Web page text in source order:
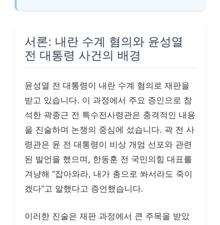
서론: 내란 수계 혐의와 윤성열
전 대통령 사건의 배경
윤성열 전 대통령이 내란 수계 혐의로 재판을
받고 있습니다. 이 과정에서 주요 증인으로 참
석한 곽종근 전 특수전사령관은 충격적인 내용
을 진술하며 논쟁의 중심에 섰습니다. 곽 전 사
령관은 윤 전 대통령이 비상 개엄 선포와 관련
된 발언을 했으며, 한동훈 전 국민의힘 대표를
겨냥해 “잡아와라, 내가 총으로 쏴서라도 죽이
겠다”고 말했다고 증언했습니다.
이러한 진술은 재판 과정에서 큰 주목을 받았